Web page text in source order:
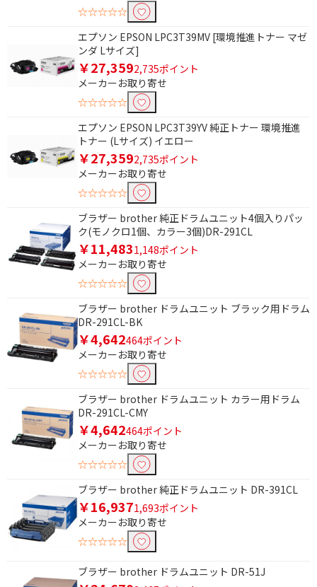
☆☆☆☆☆
エプソン EPSON LPC3T39MV [環境推進トナー マゼ
ンダ Lサイズ]
￥27,3592,735ポイント
メーカーお取り寄せ
☆☆☆☆☆
エプソン EPSON LPC3T39YV 純正トナー 環境推進
トナー (Lサイズ) イエロー
￥27,3592,735ポイント
メーカーお取り寄せ
☆☆☆☆☆
ブラザー brother 純正ドラムユニット4個入りパッ
ク(モノクロ1個、カラー3個)DR-291CL
￥11,4831,148ポイント
メーカーお取り寄せ
☆☆☆☆☆
ブラザー brother ドラムユニット ブラック用ドラム
DR-291CL-BK
￥4,642464ポイント
メーカーお取り寄せ
☆☆☆☆☆
ブラザー brother ドラムユニット カラー用ドラム
DR-291CL-CMY
￥4,642464ポイント
メーカーお取り寄せ
☆☆☆☆☆
ブラザー brother 純正ドラムユニット DR-391CL
￥16,9371,693ポイント
メーカーお取り寄せ
☆☆☆☆☆
ブラザー brother ドラムユニット DR-51J
条件で絞り込む
フリーワードで絞り込む
除外する にチェックを入れると、指定したワード
を除外して検索します。
価格で絞り込む
円
純正トナーで絞り込む
brother｜ブラザー
Pantum｜パンタム